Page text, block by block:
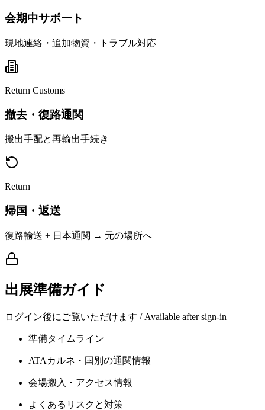
会期中サポート
現地連絡・追加物資・トラブル対応
Return Customs
撤去・復路通関
搬出手配と再輸出手続き
Return
帰国・返送
復路輸送 + 日本通関 → 元の場所へ
出展準備ガイド
ログイン後にご覧いただけます / Available after sign-in
準備タイムライン
ATAカルネ・国別の通関情報
会場搬入・アクセス情報
よくあるリスクと対策